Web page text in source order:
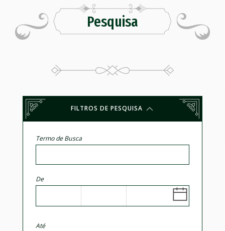
Pesquisa
FILTROS DE PESQUISA
Termo de Busca
De
Até